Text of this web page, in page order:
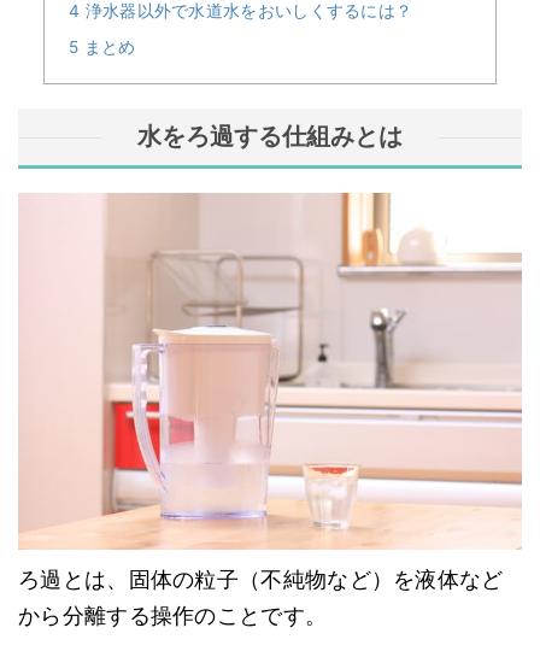
4 浄水器以外で水道水をおいしくするには？
5 まとめ
水をろ過する仕組みとは
ろ過とは、固体の粒子（不純物など）を液体など
から分離する操作のことです。